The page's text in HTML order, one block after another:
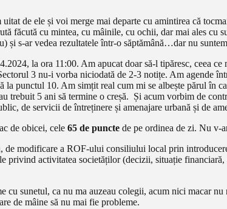
de ele și voi merge mai departe cu amintirea că
făcută cu mintea, cu mâinile, cu ochii, dar mai ales
și s-ar vedea rezultatele într-o săptămână…dar nu
la ora 11:00. Am apucat doar să-l tipăresc, ceea
3 nu-i vorba niciodată de 2-3 notițe. Am agende
punctul 10. Am simțit real cum mi se albește părul în
trebuit 5 ani să termine o creșă. Și acum vorbim de
de servicii de întreținere și amenajare urbană și de
de obicei, cele 65 de puncte de pe ordinea de zi. Nu v-
modificare a ROF-ului consiliului local prin
activitatea societăților (decizii, situație
sunetul, ca nu ma auzeau colegii, acum nici macar
de mâine să nu mai fie probleme.